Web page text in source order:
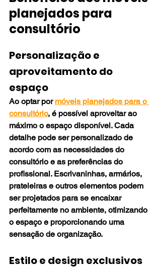
planejados para
consultório
Personalização e
aproveitamento do
espaço
Ao optar por móveis planejados para o
consultório, é possível aproveitar ao
máximo o espaço disponível. Cada
detalhe pode ser personalizado de
acordo com as necessidades do
consultório e as preferências do
profissional. Escrivaninhas, armários,
prateleiras e outros elementos podem
ser projetados para se encaixar
perfeitamente no ambiente, otimizando
o espaço e proporcionando uma
sensação de organização.
Estilo e design exclusivos